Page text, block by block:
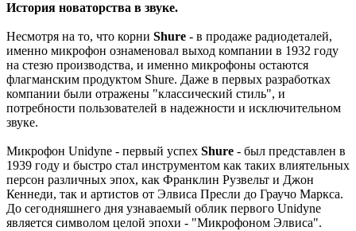
История новаторства в звуке.
Несмотря на то, что корни Shure - в продаже радиодеталей,
именно микрофон ознаменовал выход компании в 1932 году
на стезю производства, и именно микрофоны остаются
флагманским продуктом Shure. Даже в первых разработках
компании были отражены "классический стиль", и
потребности пользователей в надежности и исключительном
звуке.
Микрофон Unidyne - первый успех Shure - был представлен в
1939 году и быстро стал инструментом как таких влиятельных
персон различных эпох, как Франклин Рузвельт и Джон
Кеннеди, так и артистов от Элвиса Пресли до Граучо Маркса.
До сегодняшнего дня узнаваемый облик первого Unidyne
является символом целой эпохи - "Микрофоном Элвиса".